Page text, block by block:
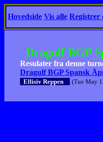
Hovedside Vis alle Registrer
Dragulf BGP
Resulater fra denne
Dragulf BGP Spansk
Ellisiv Reppen (Tue May